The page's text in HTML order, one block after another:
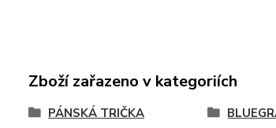
Zboží zařazeno v kategoriích
PÁNSKÁ TRIČKA